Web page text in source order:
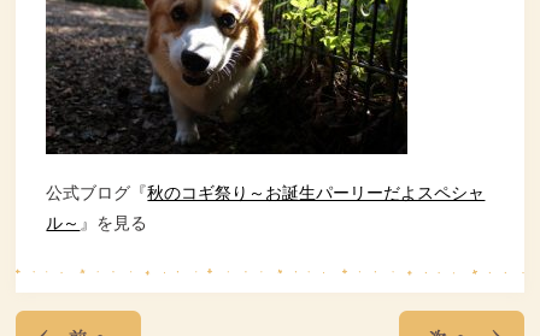
公式ブログ『秋のコギ祭り～お誕生パーリーだよスペシャ
ル～ 』を見る